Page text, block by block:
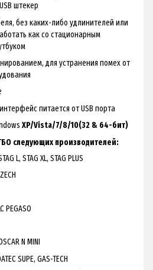
штекер
без каких-либо удлинителей или
как со стационарным
для устранения помех от
питается от USB порта
XP/Vista/7/8/10(32 & 64-бит)
следующих производителей:
L, STAG XL, STAG PLUS
PEGASO
N MINI
SUPE, GAS-TECH